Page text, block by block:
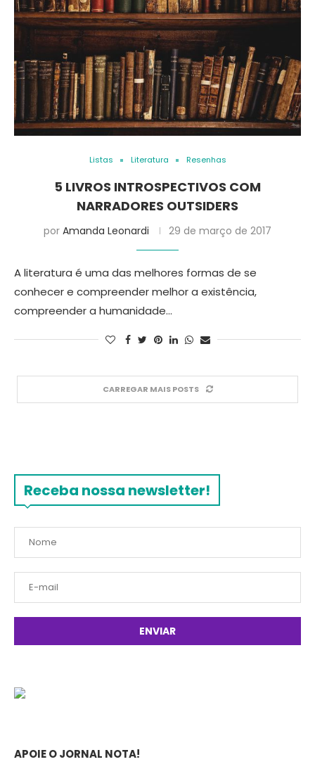
Listas Literatura Resenhas
5 LIVROS INTROSPECTIVOS COM
NARRADORES OUTSIDERS
por Amanda Leonardi 29 de março de 2017
A literatura é uma das melhores formas de se
conhecer e compreender melhor a existência,
compreender a humanidade…
CARREGAR MAIS POSTS
Receba nossa newsletter!
APOIE O JORNAL NOTA!